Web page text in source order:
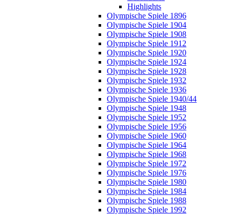
Highlights
Olympische Spiele 1896
Olympische Spiele 1904
Olympische Spiele 1908
Olympische Spiele 1912
Olympische Spiele 1920
Olympische Spiele 1924
Olympische Spiele 1928
Olympische Spiele 1932
Olympische Spiele 1936
Olympische Spiele 1940/44
Olympische Spiele 1948
Olympische Spiele 1952
Olympische Spiele 1956
Olympische Spiele 1960
Olympische Spiele 1964
Olympische Spiele 1968
Olympische Spiele 1972
Olympische Spiele 1976
Olympische Spiele 1980
Olympische Spiele 1984
Olympische Spiele 1988
Olympische Spiele 1992